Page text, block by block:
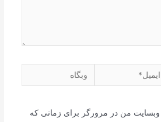
وبگاه
وبسایت من در مرورگر برای زمانی که